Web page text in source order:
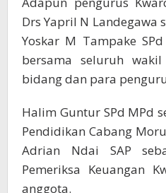
Drs Yapril N Landegawa
Yoskar M Tampake
bersama seluruh
bidang dan para
Halim Guntur SPd MPd
Pendidikan Cabang
Adrian Ndai SAP
Pemeriksa Keuangan
anggota.